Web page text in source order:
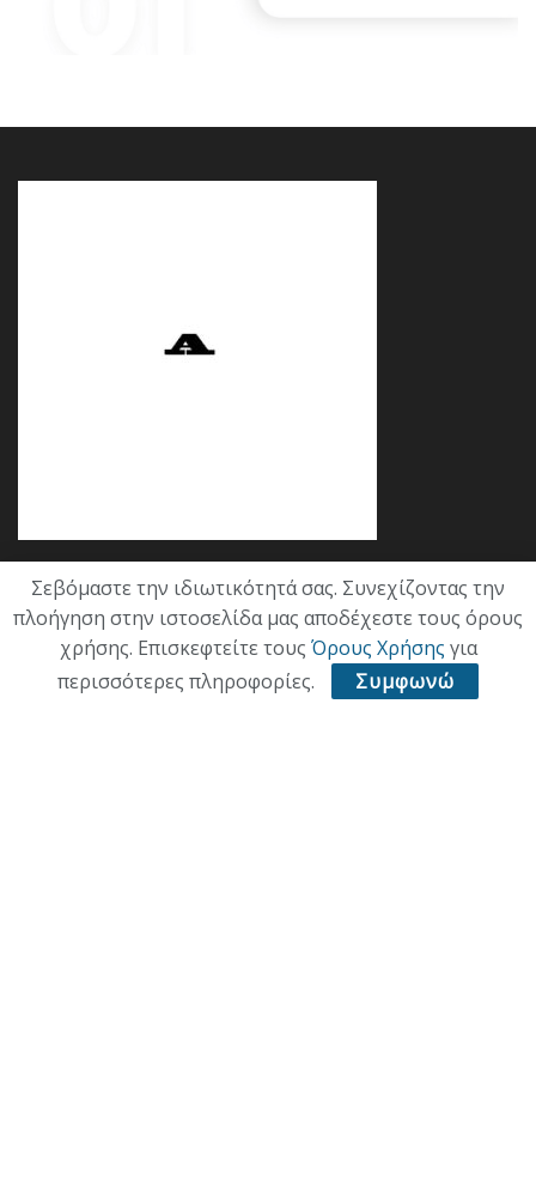
Κατηγορίες
ΕΠΙΚΑΙΡΟΤΗΤΑ
Σεβόμαστε την ιδιωτικότητά σας. Συνεχίζοντας την
πλοήγηση στην ιστοσελίδα μας αποδέχεστε τους όρους
χρήσης. Επισκεφτείτε τους Όρους Χρήσης για
περισσότερες πληροφορίες.
Συμφωνώ